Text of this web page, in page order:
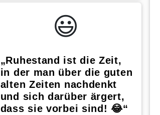
😃️
„Ruhestand ist die Zeit,
in der man über die guten
alten Zeiten nachdenkt
und sich darüber ärgert,
dass sie vorbei sind! 😂“